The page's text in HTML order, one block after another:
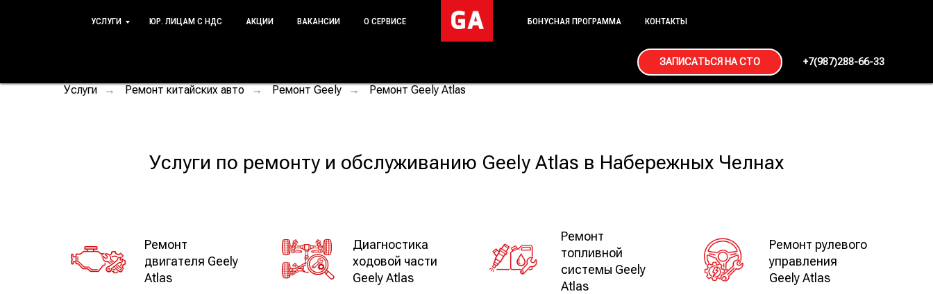
УСЛУГИ ЮР. ЛИЦАМ С НДС АКЦИИ ВАКАНСИИ О СЕРВИСЕ БОНУСНАЯ ПРОГРАММА КОНТАКТЫ
ЗАПИСАТЬСЯ НА СТО +7(987)288-66-33
Услуги → Ремонт китайских авто → Ремонт Geely → Ремонт Geely Atlas
Услуги по ремонту и обслуживанию Geely Atlas в Набережных Челнах
Ремонт
двигателя Geely
Atlas
Диагностика
ходовой части
Geely Atlas
Ремонт
топливной
системы Geely
Atlas
Ремонт рулевого
управления
Geely Atlas